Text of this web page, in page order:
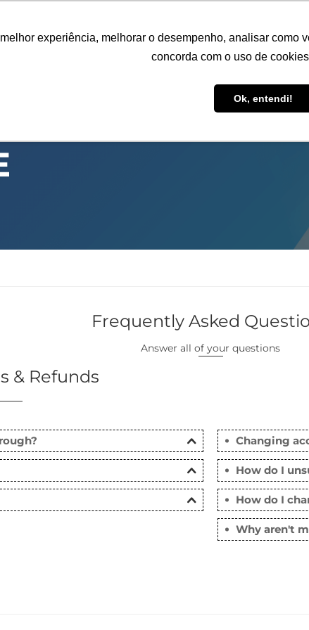
experiência, melhorar o desempenho, analisar
concorda com o uso de
Ok, entendi!
PÓS-GRADUAÇÃO CAPACITAÇÃO
Frequently Asked
Answer all of your questions
& Refunds
Changing
How do I
How do I
Why aren't